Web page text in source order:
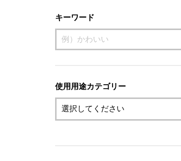
キーワード
使用用途カテゴリー